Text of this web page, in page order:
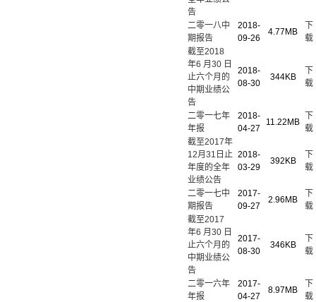
告
二零一八中
期报告
2018-
09-26
4.77MB
下
载
截至2018
年6 月30 日
止六个月的
中期业绩公
告
2018-
08-30
344KB
下
载
二零一七年
年报
2018-
04-27
11.22MB
下
载
截至2017年
12月31日止
年度的全年
业绩公告
2018-
03-29
392KB
下
载
二零一七中
期报告
2017-
09-27
2.96MB
下
载
截至2017
年6 月30 日
止六个月的
中期业绩公
告
2017-
08-30
346KB
下
载
二零一六年
年报
2017-
04-27
8.97MB
下
载